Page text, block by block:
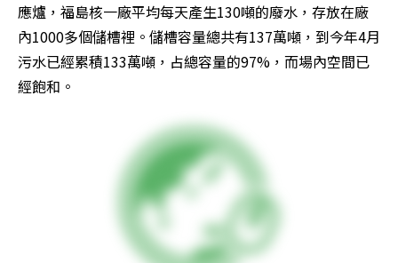
應爐，福島核一廠平均每天產生130噸的廢水，存放在廠
內1000多個儲槽裡。儲槽容量總共有137萬噸，到今年4月
污水已經累積133萬噸，占總容量的97%，而場內空間已
經飽和。